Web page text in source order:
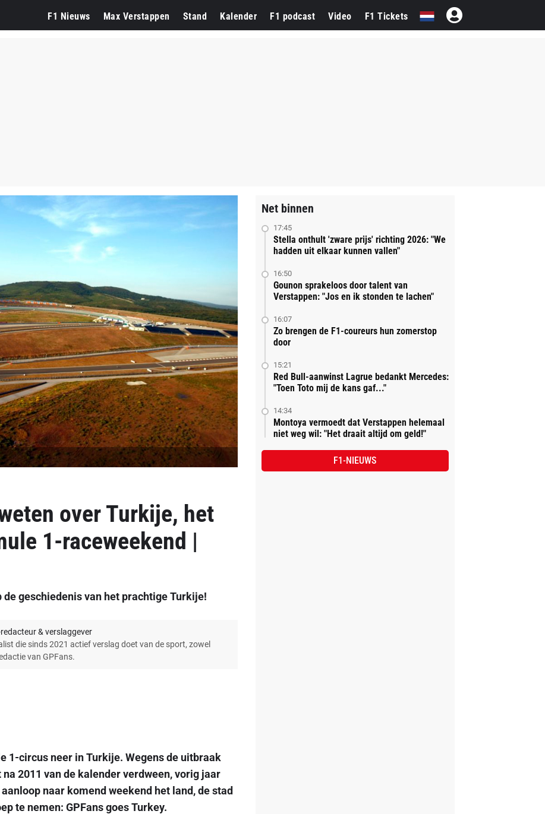
F1 Nieuws Max Verstappen Stand Kalender F1 podcast Video F1 Tickets
over Turkije, het
1-raceweekend |
geschiedenis van het prachtige Turkije!
& verslaggever
die sinds 2021 actief verslag doet van de sport, zowel
van GPFans.
1-circus neer in Turkije. Wegens de uitbraak
2011 van de kalender verdween, vorig jaar
naar komend weekend het land, de stad
te nemen: GPFans goes Turkey.
Net binnen
17:45
Stella onthult 'zware prijs' richting 2026: "We
hadden uit elkaar kunnen vallen"
16:50
Gounon sprakeloos door talent van
Verstappen: "Jos en ik stonden te lachen"
16:07
Zo brengen de F1-coureurs hun zomerstop
door
15:21
Red Bull-aanwinst Lagrue bedankt Mercedes:
"Toen Toto mij de kans gaf..."
14:34
Montoya vermoedt dat Verstappen helemaal
niet weg wil: "Het draait altijd om geld!"
F1-NIEUWS